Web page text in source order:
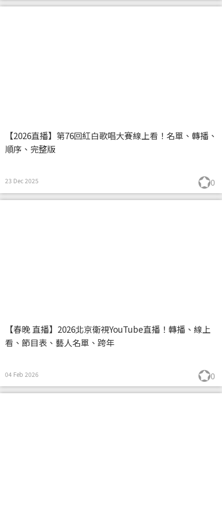
【2026直播】第76回紅白歌唱大賽線上看！名單、轉播、
順序、完整版
23 Dec 2025 0
【春晚 直播】2026北京衛視YouTube直播！轉播、線上
看、節目表、藝人名單、跨年
04 Feb 2026 0